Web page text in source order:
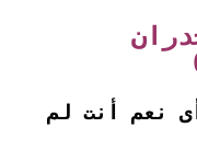
نعم أنت لم